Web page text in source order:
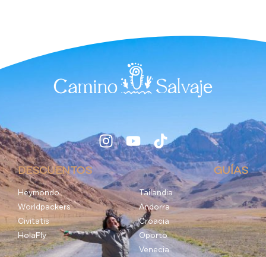
DESCUENTOS
Heymondo
Worldpackers
Civitatis
HolaFly
GUÍAS
Tailandia
Andorra
Croacia
Oporto
Venecia